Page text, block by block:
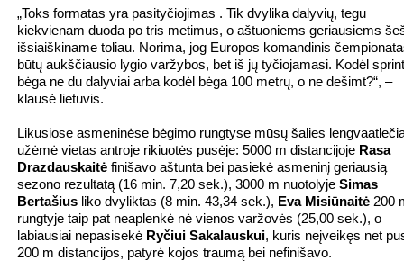
„Toks formatas yra pasityčiojimas . Tik dvylika dalyvių, tegu
kiekvienam duoda po tris metimus, o aštuoniems geriausiems
išsiaiškiname toliau. Norima, jog Europos komandinis
būtų aukščiausio lygio varžybos, bet iš jų tyčiojamasi. Kodėl
bėga ne du dalyviai arba kodėl bėga 100 metrų, o ne dešimt?“, –
klausė lietuvis.
Likusiose asmeninėse bėgimo rungtyse mūsų šalies
užėmė vietas antroje rikiuotės pusėje: 5000 m distancijoje Rasa
Drazdauskaitė finišavo aštunta bei pasiekė asmeninį geriausią
sezono rezultatą (16 min. 7,20 sek.), 3000 m nuotolyje Simas
Bertašius liko dvyliktas (8 min. 43,34 sek.), Eva Misiūnaitė 200
rungtyje taip pat neaplenkė nė vienos varžovės (25,00 sek.), o
labiausiai nepasisekė Ryčiui Sakalauskui, kuris neįveikęs net
200 m distancijos, patyrė kojos traumą bei nefinišavo.